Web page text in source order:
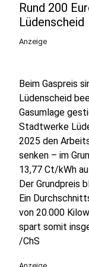
Rund 200
Lüdenscheid
Anzeige
Beim Gaspreis
Lüdenscheid
Gasumlage
Stadtwerke
2025 den
senken – im
13,77 Ct/kWh
Der Grundpreis
Ein
von 20.000
spart somit
/ChS